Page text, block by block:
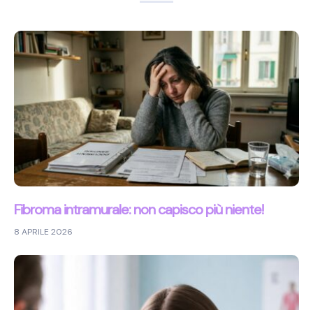
Fibroma intramurale: non capisco più niente!
8 APRILE 2026